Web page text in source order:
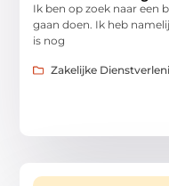
Ik ben op zoek naar een
gaan doen. Ik heb
is nog
Zakelijke